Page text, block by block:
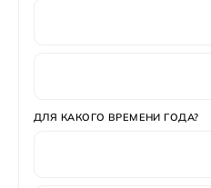
ДЛЯ КАКОГО ВРЕМЕНИ ГОДА?